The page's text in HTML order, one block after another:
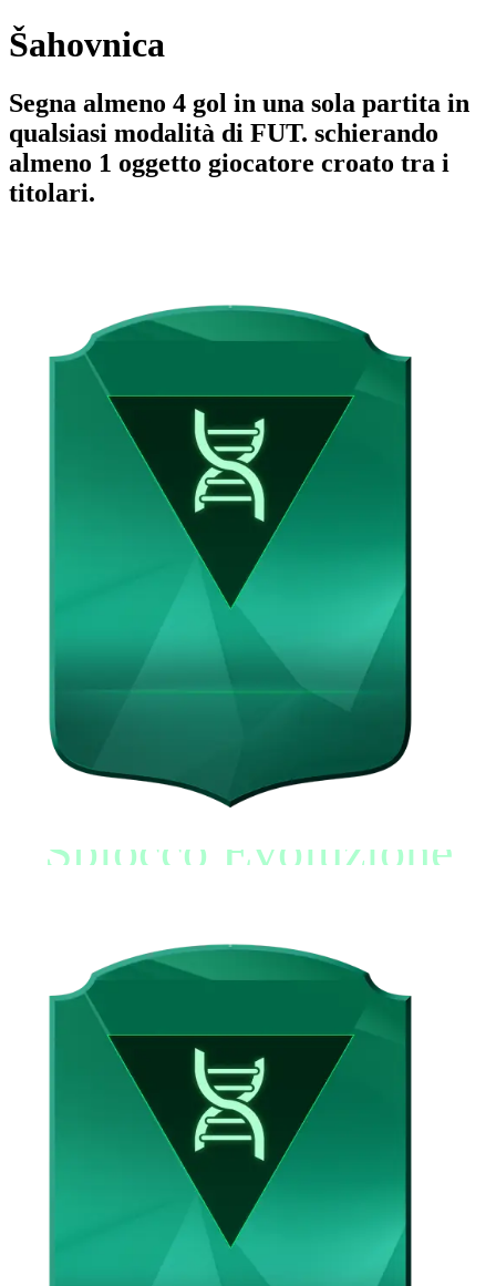
Šahovnica
Segna almeno 4 gol in una sola partita in
qualsiasi modalità di FUT. schierando
almeno 1 oggetto giocatore croato tra i
titolari.
Sblocco Evoluzione